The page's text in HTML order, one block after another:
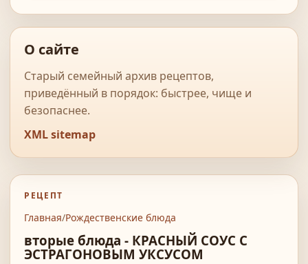
О сайте
Старый семейный архив рецептов,
приведённый в порядок: быстрее, чище и
безопаснее.
XML sitemap
РЕЦЕПТ
Главная/Рождественские блюда
вторые блюда - КРАСНЫЙ СОУС С
ЭСТРАГОНОВЫМ УКСУСОМ